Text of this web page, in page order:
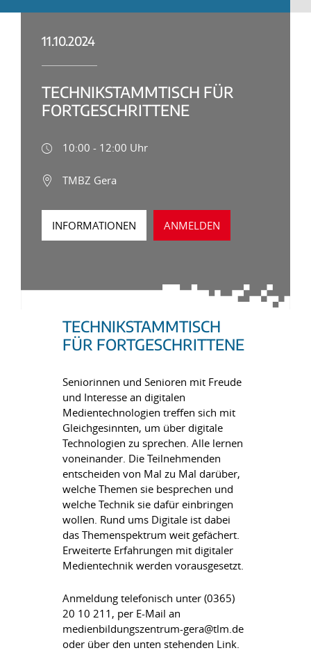
11.10.2024
TECHNIKSTAMMTISCH FÜR
FORTGESCHRITTENE
10:00 - 12:00 Uhr
TMBZ Gera
INFORMATIONEN ANMELDEN
TECHNIKSTAMMTISCH
FÜR FORTGESCHRITTENE
Seniorinnen und Senioren mit Freude
und Interesse an digitalen
Medientechnologien treffen sich mit
Gleichgesinnten, um über digitale
Technologien zu sprechen. Alle lernen
voneinander. Die Teilnehmenden
entscheiden von Mal zu Mal darüber,
welche Themen sie besprechen und
welche Technik sie dafür einbringen
wollen. Rund ums Digitale ist dabei
das Themenspektrum weit gefächert.
Erweiterte Erfahrungen mit digitaler
Medientechnik werden vorausgesetzt.
Anmeldung telefonisch unter (0365)
20 10 211, per E-Mail an
medienbildungszentrum-gera@tlm.de
oder über den unten stehenden Link.